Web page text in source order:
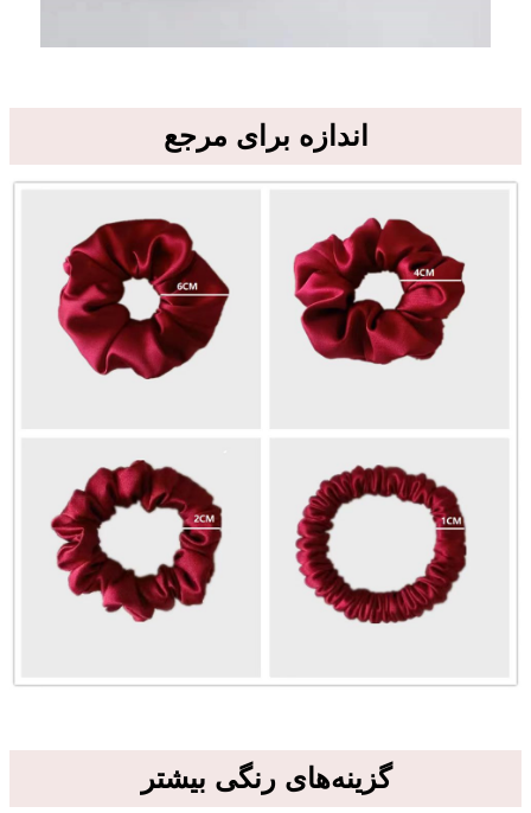
اندازه برای مرجع
گزینه‌های رنگی بیشتر